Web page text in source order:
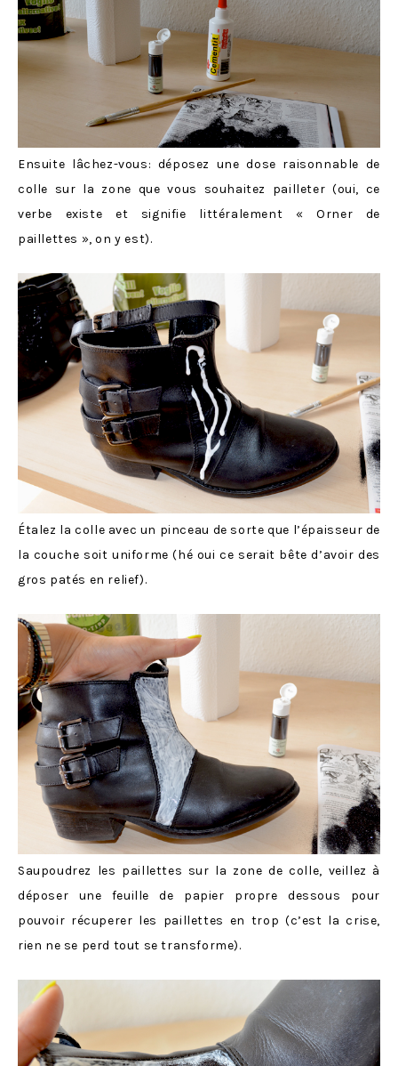
Ensuite lâchez-vous: déposez une dose raisonnable de
colle sur la zone que vous souhaitez pailleter (oui, ce
verbe existe et signifie littéralement « Orner de
paillettes », on y est).
Étalez la colle avec un pinceau de sorte que l’épaisseur de
la couche soit uniforme (hé oui ce serait bête d’avoir des
gros patés en relief).
Saupoudrez les paillettes sur la zone de colle, veillez à
déposer une feuille de papier propre dessous pour
pouvoir récuperer les paillettes en trop (c’est la crise,
rien ne se perd tout se transforme).